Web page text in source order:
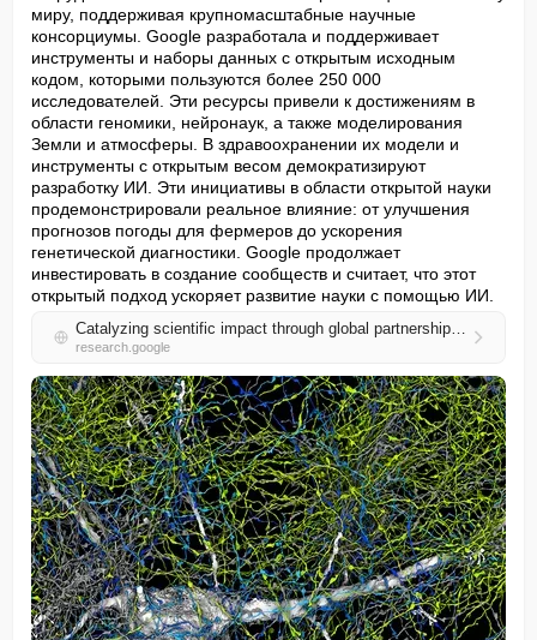
миру, поддерживая крупномасштабные научные
консорциумы. Google разработала и поддерживает
инструменты и наборы данных с открытым исходным
кодом, которыми пользуются более 250 000
исследователей. Эти ресурсы привели к достижениям в
области геномики, нейронаук, а также моделирования
Земли и атмосферы. В здравоохранении их модели и
инструменты с открытым весом демократизируют
разработку ИИ. Эти инициативы в области открытой науки
продемонстрировали реальное влияние: от улучшения
прогнозов погоды для фермеров до ускорения
генетической диагностики. Google продолжает
инвестировать в создание сообществ и считает, что этот
открытый подход ускоряет развитие науки с помощью ИИ.
Catalyzing scientific impact through global partnerships and open resources
research.google